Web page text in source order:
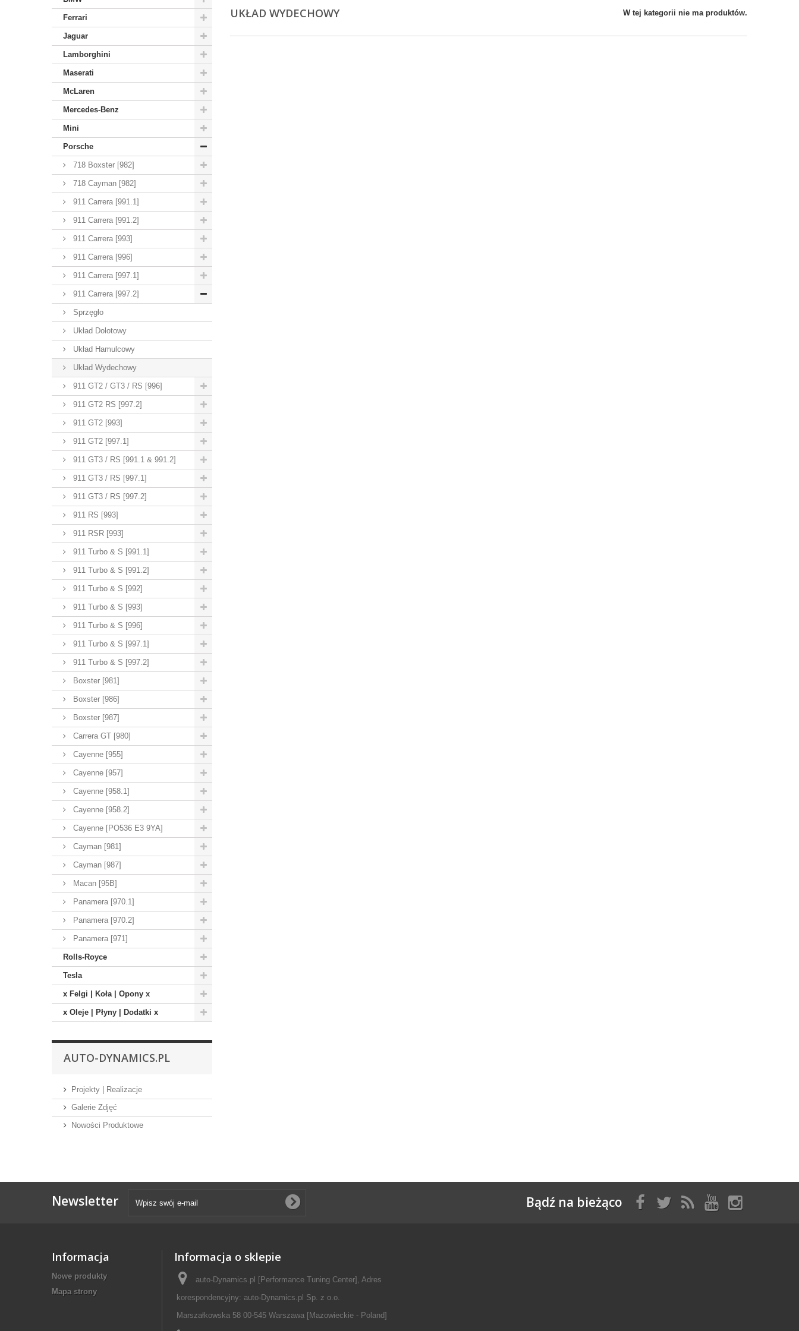
Ferrari
Jaguar
Lamborghini
Maserati
McLaren
Mercedes-Benz
Mini
Porsche
718 Boxster [982]
718 Cayman [982]
911 Carrera [991.1]
911 Carrera [991.2]
911 Carrera [993]
911 Carrera [996]
911 Carrera [997.1]
911 Carrera [997.2]
Sprzęgło
Układ Dolotowy
Układ Hamulcowy
Układ Wydechowy
911 GT2 / GT3 / RS [996]
911 GT2 RS [997.2]
911 GT2 [993]
911 GT2 [997.1]
911 GT3 / RS [991.1 & 991.2]
911 GT3 / RS [997.1]
911 GT3 / RS [997.2]
911 RS [993]
911 RSR [993]
911 Turbo & S [991.1]
911 Turbo & S [991.2]
911 Turbo & S [992]
911 Turbo & S [993]
911 Turbo & S [996]
911 Turbo & S [997.1]
911 Turbo & S [997.2]
Boxster [981]
Boxster [986]
Boxster [987]
Carrera GT [980]
Cayenne [955]
Cayenne [957]
Cayenne [958.1]
Cayenne [958.2]
Cayenne [PO536 E3 9YA]
Cayman [981]
Cayman [987]
Macan [95B]
Panamera [970.1]
Panamera [970.2]
Panamera [971]
Rolls-Royce
Tesla
x Felgi | Koła | Opony x
x Oleje | Płyny | Dodatki x
AUTO-DYNAMICS.PL
Projekty | Realizacje
Galerie Zdjęć
Nowości Produktowe
UKŁAD WYDECHOWY W tej kategorii nie ma produktów.
Newsletter Bądź na bieżąco
Informacja
Nowe produkty
Mapa strony
Informacja o sklepie
auto-Dynamics.pl [Performance Tuning Center], Adres
korespondencyjny: auto-Dynamics.pl Sp. z o.o.
Marszałkowska 58 00-545 Warszawa [Mazowieckie - Poland]